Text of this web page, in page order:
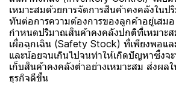
เหมาะสมด้วยการจัดการสินค้าคงคลังใน
ทันต่อการความต้องการของลูกค้าอยู่เสม
กำหนดปริมาณสินค้าคงคลังปกติที่เหมาะส
เผื่อฉุกเฉิน (Safety Stock) ที่เพียงพอแล
และน้อยจนเกินไปจนทำให้เกิดปัญหาซึ่งจ
เก็บสินค้าคงคลังต่ำอย่างเหมาะสม ส่งผล
ธุรกิจดีขึ้น